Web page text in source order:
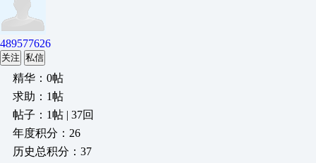
489577626
关注 私信
精华：0帖
求助：1帖
帖子：1帖 | 37回
年度积分：26
历史总积分：37